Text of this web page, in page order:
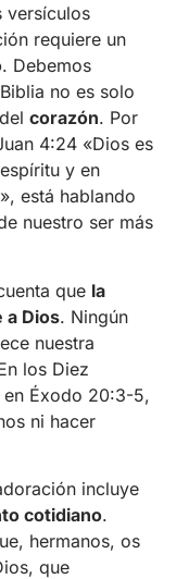
versículos
requiere un
. Debemos
no es solo
corazón. Por
4:24 «Dios es
y en
está hablando
nuestro ser más
que la
a Dios. Ningún
nuestra
los Diez
en Éxodo 20:3-5,
ni hacer
incluye
cotidiano.
hermanos, os
que